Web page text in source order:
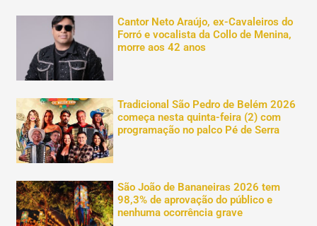
Cantor Neto Araújo, ex-Cavaleiros do
Forró e vocalista da Collo de Menina,
morre aos 42 anos
Tradicional São Pedro de Belém 2026
começa nesta quinta-feira (2) com
programação no palco Pé de Serra
São João de Bananeiras 2026 tem
98,3% de aprovação do público e
nenhuma ocorrência grave